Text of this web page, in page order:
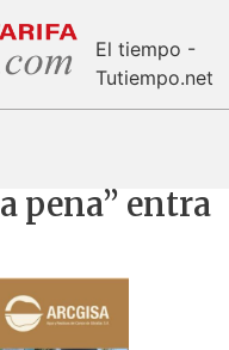
El tiempo -
Tutiempo.net
pena” entra